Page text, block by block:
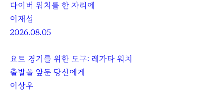
다이버 워치를 한 자리에
이재섭
2026.08.05
요트 경기를 위한 도구: 레가타 워치
출발을 앞둔 당신에게
이상우